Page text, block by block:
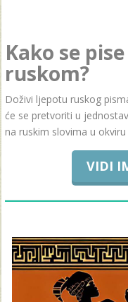
Kako se
ruskom?
Doživi ljepotu ruskog
će se pretvoriti u
na ruskim slovima u
VIDI